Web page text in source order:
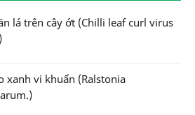
lá trên cây ớt (Chilli leaf curl virus
xanh vi khuẩn (Ralstonia